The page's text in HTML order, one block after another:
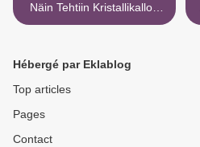
Näin Tehtiin Kristallikallon
Valtakunta 8K Katso Torrent
Hébergé par Eklablog
Top articles
Pages
Contact